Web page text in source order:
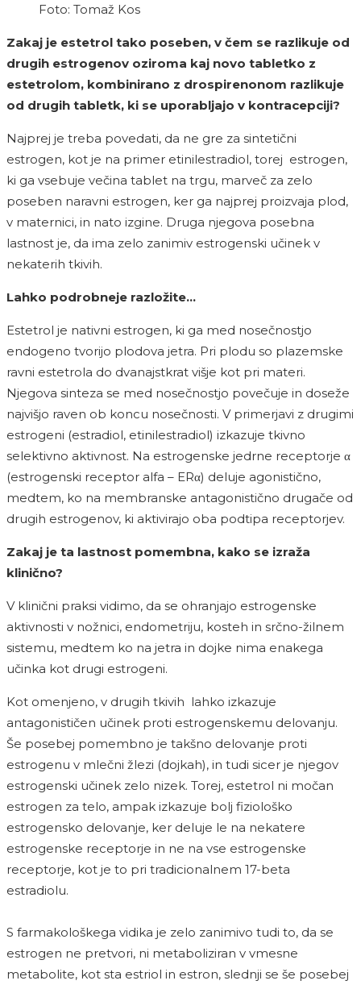
Foto: Tomaž Kos
Zakaj je estetrol tako poseben, v čem se razlikuje od
drugih estrogenov oziroma kaj novo tabletko z
estetrolom, kombinirano z drospirenonom razlikuje
od drugih tabletk, ki se uporabljajo v kontracepciji?
Najprej je treba povedati, da ne gre za sintetični
estrogen, kot je na primer etinilestradiol, torej estrogen,
ki ga vsebuje večina tablet na trgu, marveč za zelo
poseben naravni estrogen, ker ga najprej proizvaja plod,
v maternici, in nato izgine. Druga njegova posebna
lastnost je, da ima zelo zanimiv estrogenski učinek v
nekaterih tkivih.
Lahko podrobneje razložite…
Estetrol je nativni estrogen, ki ga med nosečnostjo
endogeno tvorijo plodova jetra. Pri plodu so plazemske
ravni estetrola do dvanajstkrat višje kot pri materi.
Njegova sinteza se med nosečnostjo povečuje in doseže
najvišjo raven ob koncu nosečnosti. V primerjavi z drugimi
estrogeni (estradiol, etinilestradiol) izkazuje tkivno
selektivno aktivnost. Na estrogenske jedrne receptorje α
(estrogenski receptor alfa – ERα) deluje agonistično,
medtem, ko na membranske antagonistično drugače od
drugih estrogenov, ki aktivirajo oba podtipa receptorjev.
Zakaj je ta lastnost pomembna, kako se izraža
klinično?
V klinični praksi vidimo, da se ohranjajo estrogenske
aktivnosti v nožnici, endometriju, kosteh in srčno-žilnem
sistemu, medtem ko na jetra in dojke nima enakega
učinka kot drugi estrogeni.
Kot omenjeno, v drugih tkivih lahko izkazuje
antagonističen učinek proti estrogenskemu delovanju.
Še posebej pomembno je takšno delovanje proti
estrogenu v mlečni žlezi (dojkah), in tudi sicer je njegov
estrogenski učinek zelo nizek. Torej, estetrol ni močan
estrogen za telo, ampak izkazuje bolj fiziološko
estrogensko delovanje, ker deluje le na nekatere
estrogenske receptorje in ne na vse estrogenske
receptorje, kot je to pri tradicionalnem 17-beta
estradiolu.
S farmakološkega vidika je zelo zanimivo tudi to, da se
estrogen ne pretvori, ni metaboliziran v vmesne
metabolite, kot sta estriol in estron, slednji se še posebej